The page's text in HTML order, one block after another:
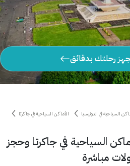
رحلتك بدقائق
السياحية في اندونيسيا
الأماكن السياحية في جاكرتا
السياحية في جاكرتا وحجز
مباشرة